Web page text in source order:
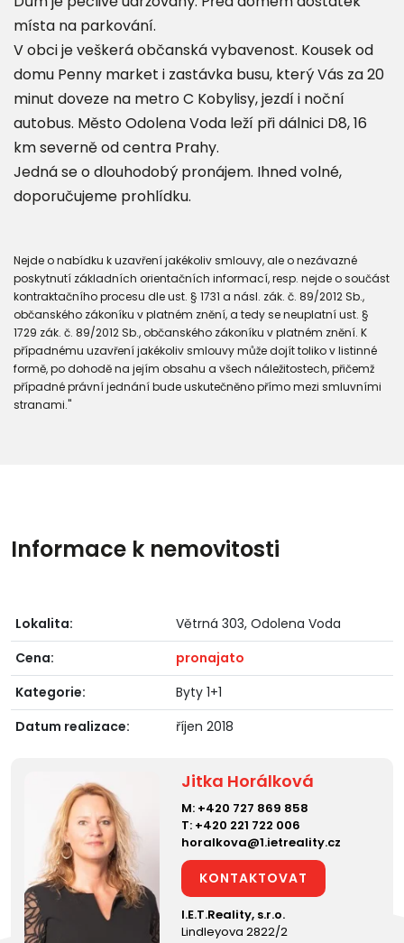
místa na parkování.
V obci je veškerá občanská vybavenost. Kousek od
domu Penny market i zastávka busu, který Vás za 20
minut doveze na metro C Kobylisy, jezdí i noční
autobus. Město Odolena Voda leží při dálnici D8, 16
km severně od centra Prahy.
Jedná se o dlouhodobý pronájem. Ihned volné,
doporučujeme prohlídku.
Nejde o nabídku k uzavření jakékoliv smlouvy, ale o nezávazné
poskytnutí základních orientačních informací, resp. nejde o součást
kontraktačního procesu dle ust. § 1731 a násl. zák. č. 89/2012 Sb.,
občanského zákoníku v platném znění, a tedy se neuplatní ust. §
1729 zák. č. 89/2012 Sb., občanského zákoníku v platném znění. K
případnému uzavření jakékoliv smlouvy může dojít toliko v listinné
formě, po dohodě na jejím obsahu a všech náležitostech, přičemž
případné právní jednání bude uskutečněno přímo mezi smluvními
stranami."
Informace k nemovitosti
Lokalita:
Větrná 303, Odolena Voda
Cena:
pronajato
Kategorie:
Byty 1+1
Datum realizace:
říjen 2018
Jitka Horálková
M: +420 727 869 858
T: +420 221 722 006
horalkova@1.ietreality.cz
KONTAKTOVAT
I.E.T.Reality, s.r.o.
Lindleyova 2822/2